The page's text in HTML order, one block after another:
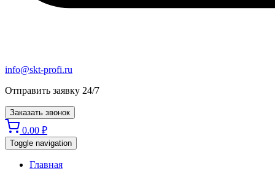
info@skt-profi.ru
Отправить заявку 24/7
Заказать звонок
0.00 ₽
Toggle navigation
Главная